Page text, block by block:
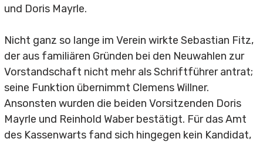
1. Mannschaft
2. Mannschaft
A-Junioren
B-Junioren
D-Junioren
und Doris Mayrle.
Nicht ganz so lange im Verein wirkte Sebastian Fitz,
der aus familiären Gründen bei den Neuwahlen zur
Vorstandschaft nicht mehr als Schriftführer antrat;
seine Funktion übernimmt Clemens Willner.
Ansonsten wurden die beiden Vorsitzenden Doris
Mayrle und Reinhold Waber bestätigt. Für das Amt
des Kassenwarts fand sich hingegen kein Kandidat,